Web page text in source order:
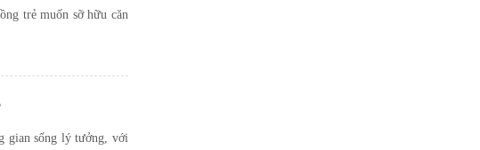
trẻ muốn sỡ hữu căn
gian sống lý tưởng, với